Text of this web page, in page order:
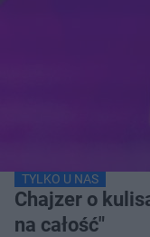
TYLKO U NAS
Chajzer o
na całość"